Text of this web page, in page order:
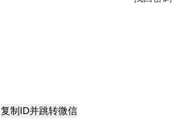
复制ID并跳转微信